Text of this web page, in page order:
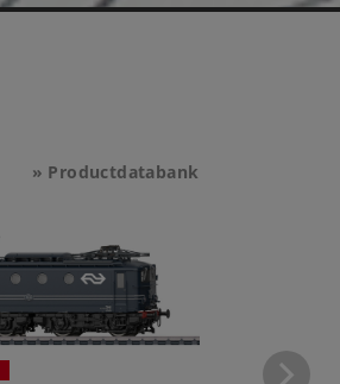
» Productdatabank